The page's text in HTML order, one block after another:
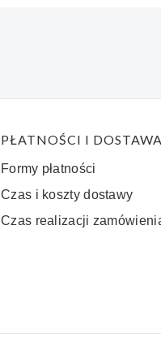
PŁATNOŚCI I DOSTAWA
Formy płatności
Czas i koszty dostawy
Czas realizacji